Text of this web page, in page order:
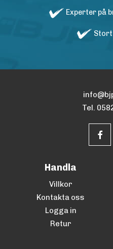
Experter på
Tel.
Handla
Villkor
Kontakta oss
Logga in
Retur